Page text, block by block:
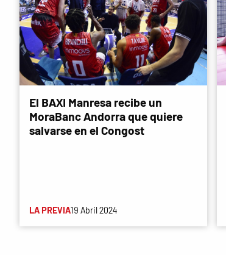
El BAXI Manresa recibe un
MoraBanc Andorra que quiere
salvarse en el Congost
LA PREVIA19 Abril 2024